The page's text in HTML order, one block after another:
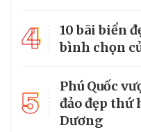
4
10 bãi biển
bình chọn
5
Phú Quốc
đảo đẹp thứ
Dương